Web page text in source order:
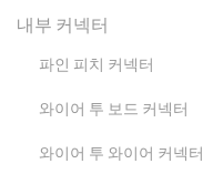
내부 커넥터
파인 피치 커넥터
와이어 투 보드 커넥터
와이어 투 와이어 커넥터